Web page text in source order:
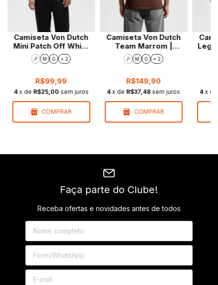
Camiseta Von Dutch
Mini Patch Off White
| Regular Fit
P M G + 2
R$99,99
4 x de R$25,00 sem juros
COMPRAR
Camiseta Von Dutch
Team Marrom |
Regular Fit
P M G + 2
R$149,90
4 x de R$37,48 sem juros
COMPRAR
4 x
Faça parte do Clube!
Receba ofertas e novidades antes de todos